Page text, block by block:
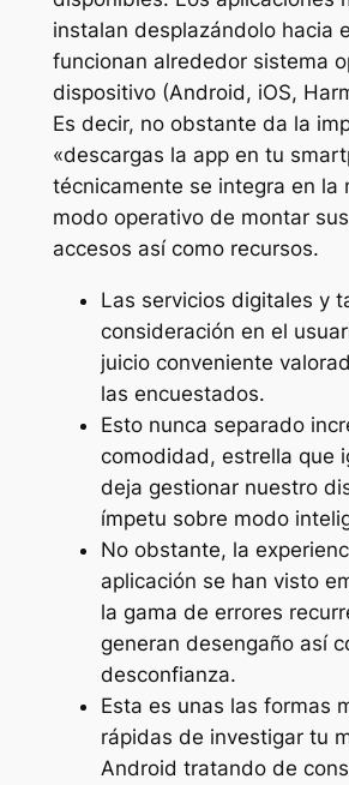
instalan desplazándolo hacia
funcionan alrededor sistema
dispositivo (Android, iOS,
Es decir, no obstante da la
«descargas la app en tu
técnicamente se integra en la
modo operativo de montar
accesos así­ como recursos.
Las servicios digitales y
consideración en el
juicio conveniente
las encuestados.
Esto nunca separado
comodidad, estrella que
deja gestionar nuestro
ímpetu sobre modo
No obstante, la
aplicación se han visto
la gama de errores
generan desengaño así­
desconfianza.
Esta es unas las formas
rápidas de investigar tu
Android tratando de